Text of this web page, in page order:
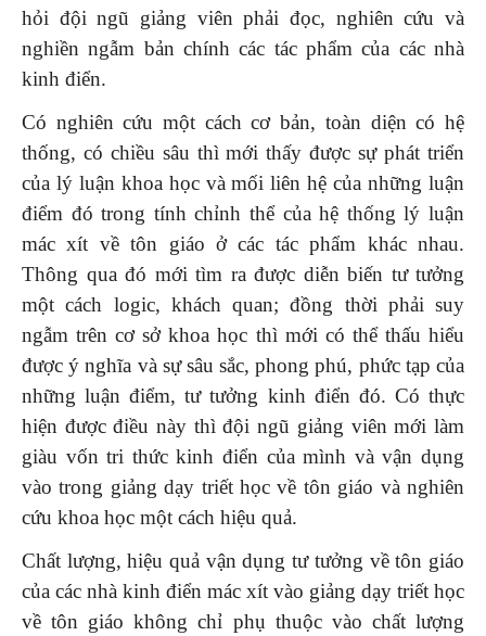
hỏi đội ngũ giảng viên phải đọc, nghiên cứu và
nghiền ngẫm bản chính các tác phẩm của các nhà
kinh điển.
Có nghiên cứu một cách cơ bản, toàn diện có hệ
thống, có chiều sâu thì mới thấy được sự phát triển
của lý luận khoa học và mối liên hệ của những luận
điểm đó trong tính chỉnh thể của hệ thống lý luận
mác xít về tôn giáo ở các tác phẩm khác nhau.
Thông qua đó mới tìm ra được diễn biến tư tưởng
một cách logic, khách quan; đồng thời phải suy
ngẫm trên cơ sở khoa học thì mới có thể thấu hiểu
được ý nghĩa và sự sâu sắc, phong phú, phức tạp của
những luận điểm, tư tưởng kinh điển đó. Có thực
hiện được điều này thì đội ngũ giảng viên mới làm
giàu vốn tri thức kinh điển của mình và vận dụng
vào trong giảng dạy triết học về tôn giáo và nghiên
cứu khoa học một cách hiệu quả.
Chất lượng, hiệu quả vận dụng tư tưởng về tôn giáo
của các nhà kinh điển mác xít vào giảng dạy triết học
về tôn giáo không chỉ phụ thuộc vào chất lượng